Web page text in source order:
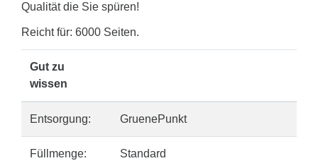
Qualität die Sie spüren!
Reicht für: 6000 Seiten.
Gut zu
wissen
Entsorgung: GruenePunkt
Füllmenge: Standard